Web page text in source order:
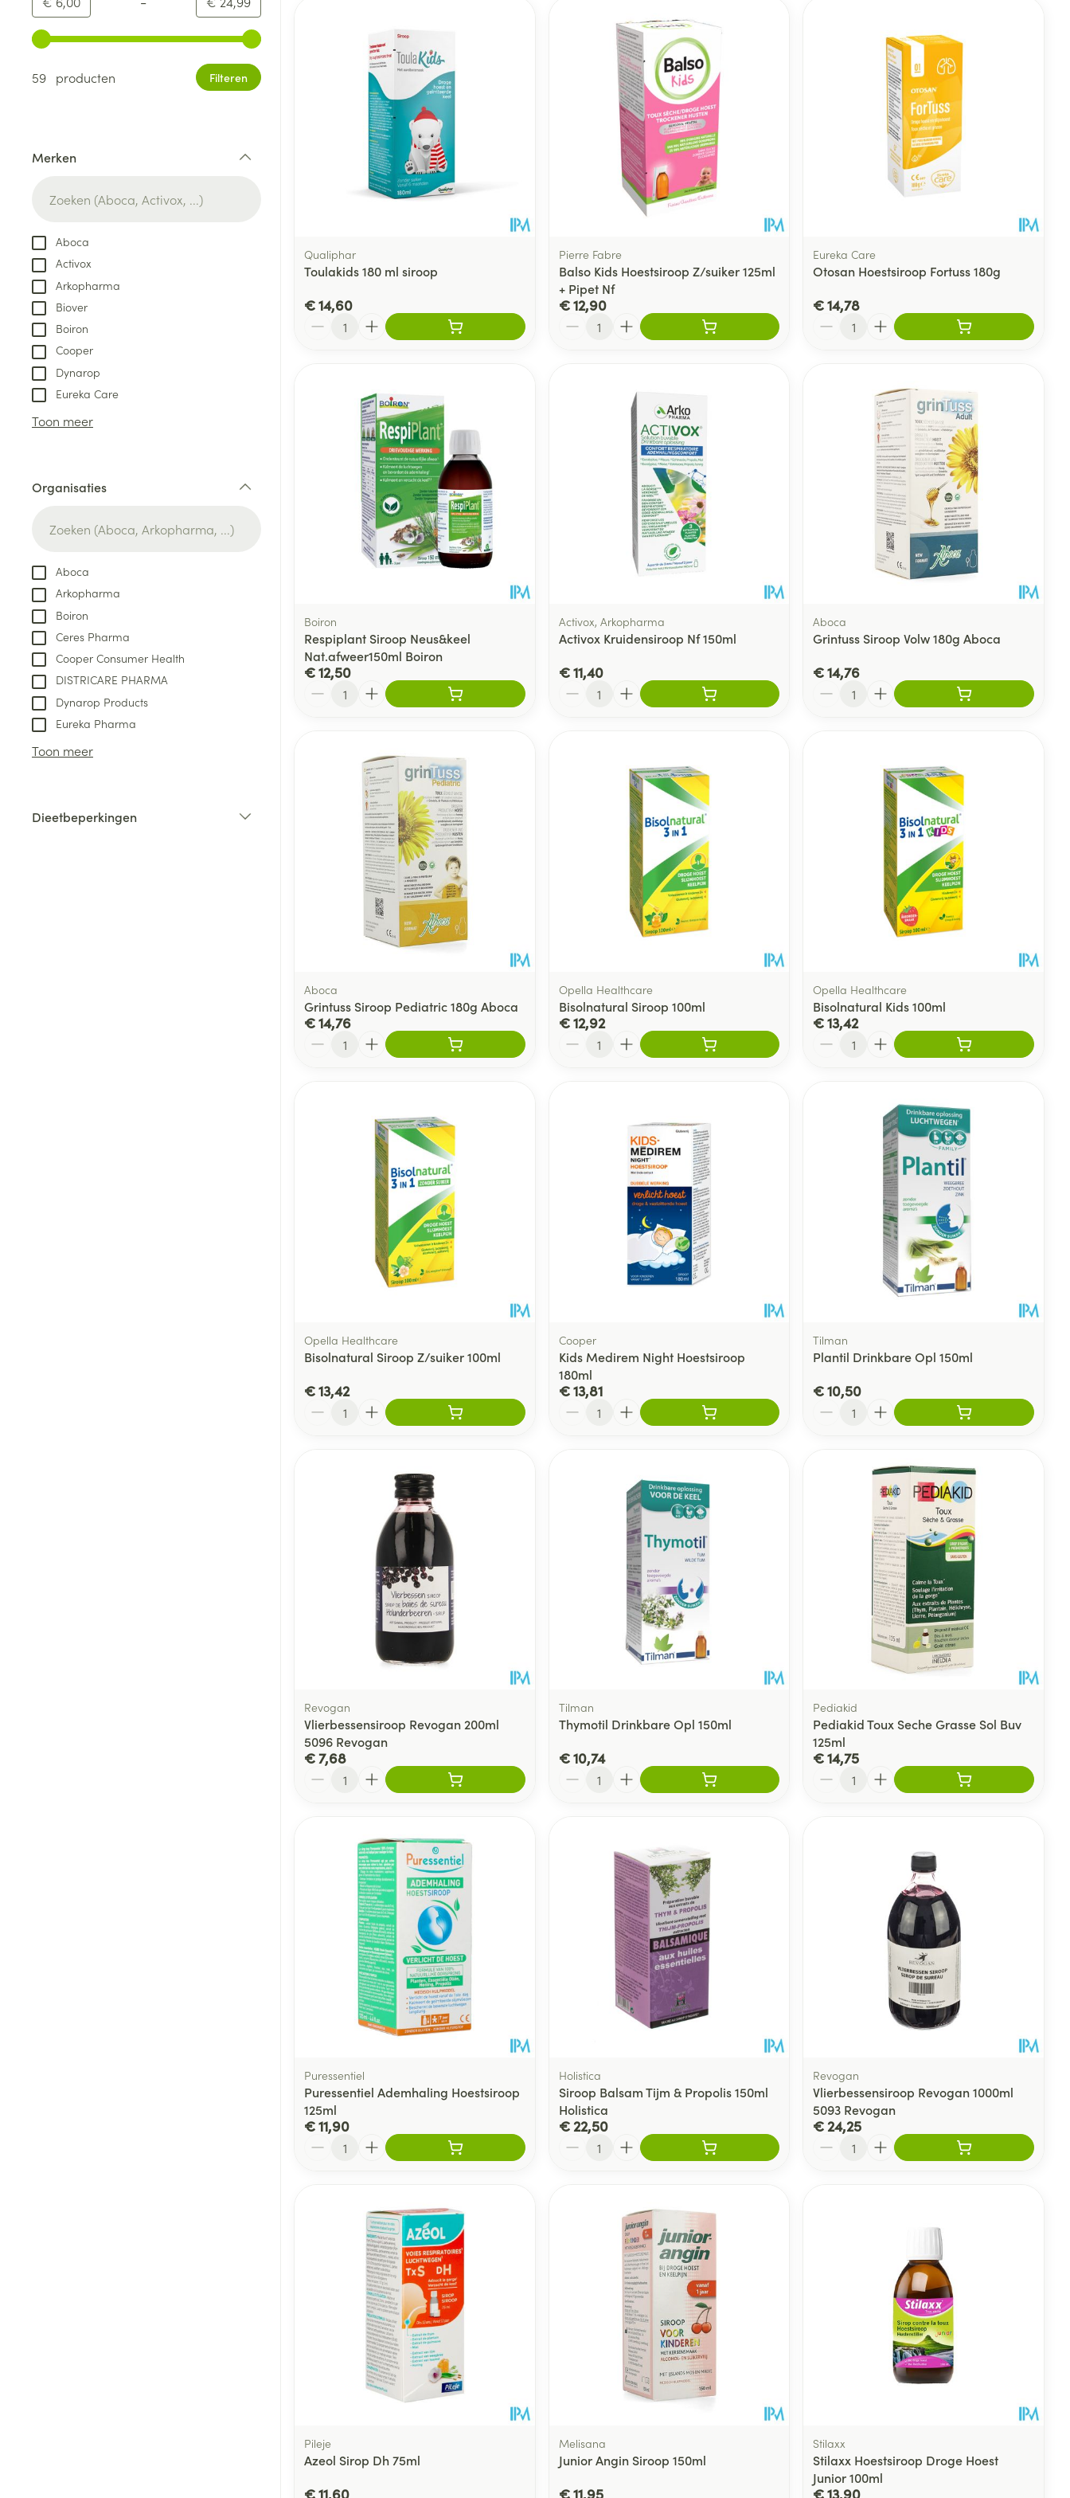
Gebruik de pijltjestoetsen links en rechts om de minimale en maximale prijswaarden aan te passen.
59 producten
Filteren
Merken
Aboca
Activox
Arkopharma
Biover
Boiron
Cooper
Dynarop
Eureka Care
Toon meer
Organisaties
Aboca
Arkopharma
Boiron
Ceres Pharma
Cooper Consumer Health
DISTRICARE PHARMA
Dynarop Products
Eureka Pharma
Toon meer
Dieetbeperkingen
Qualiphar
Toulakids 180 ml siroop
€ 14,60
Pierre Fabre
Balso Kids Hoestsiroop Z/suiker 125ml
+ Pipet Nf
€ 12,90
Eureka Care
Otosan Hoestsiroop Fortuss 180g
€ 14,78
Boiron
Respiplant Siroop Neus&keel
Nat.afweer150ml Boiron
€ 12,50
Activox, Arkopharma
Activox Kruidensiroop Nf 150ml
€ 11,40
Aboca
Grintuss Siroop Volw 180g Aboca
€ 14,76
Aboca
Grintuss Siroop Pediatric 180g Aboca
€ 14,76
Opella Healthcare
Bisolnatural Siroop 100ml
€ 12,92
Opella Healthcare
Bisolnatural Kids 100ml
€ 13,42
Opella Healthcare
Bisolnatural Siroop Z/suiker 100ml
€ 13,42
Cooper
Kids Medirem Night Hoestsiroop
180ml
€ 13,81
Tilman
Plantil Drinkbare Opl 150ml
€ 10,50
Revogan
Vlierbessensiroop Revogan 200ml
5096 Revogan
€ 7,68
Tilman
Thymotil Drinkbare Opl 150ml
€ 10,74
Pediakid
Pediakid Toux Seche Grasse Sol Buv
125ml
€ 14,75
Puressentiel
Puressentiel Ademhaling Hoestsiroop
125ml
€ 11,90
Holistica
Siroop Balsam Tijm & Propolis 150ml
Holistica
€ 22,50
Revogan
Vlierbessensiroop Revogan 1000ml
5093 Revogan
€ 24,25
Pileje
Azeol Sirop Dh 75ml
€ 11,60
Melisana
Junior Angin Siroop 150ml
€ 11,95
Stilaxx
Stilaxx Hoestsiroop Droge Hoest
Junior 100ml
€ 13,90